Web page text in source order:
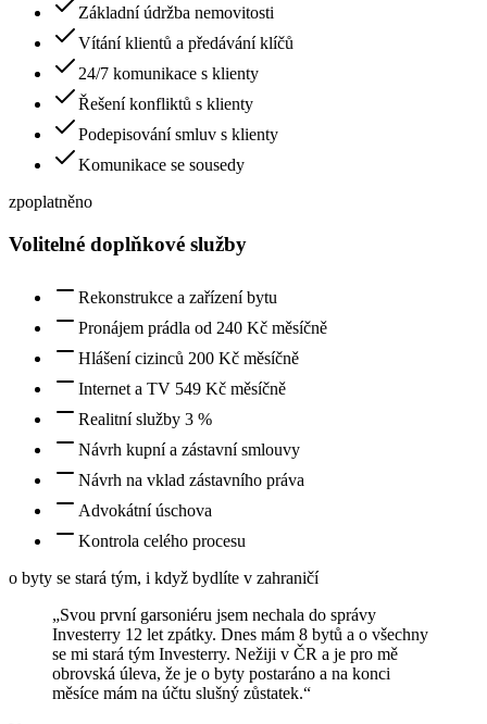
Základní údržba nemovitosti
Vítání klientů a předávání klíčů
24/7 komunikace s klienty
Řešení konfliktů s klienty
Podepisování smluv s klienty
Komunikace se sousedy
zpoplatněno
Volitelné doplňkové služby
Rekonstrukce a zařízení bytu
Pronájem prádla od 240 Kč měsíčně
Hlášení cizinců 200 Kč měsíčně
Internet a TV 549 Kč měsíčně
Realitní služby 3 %
Návrh kupní a zástavní smlouvy
Návrh na vklad zástavního práva
Advokátní úschova
Kontrola celého procesu
o byty se stará tým, i když bydlíte v zahraničí
„Svou první garsoniéru jsem nechala do správy
Investerry 12 let zpátky. Dnes mám 8 bytů a o všechny
se mi stará tým Investerry. Nežiji v ČR a je pro mě
obrovská úleva, že je o byty postaráno a na konci
měsíce mám na účtu slušný zůstatek.“